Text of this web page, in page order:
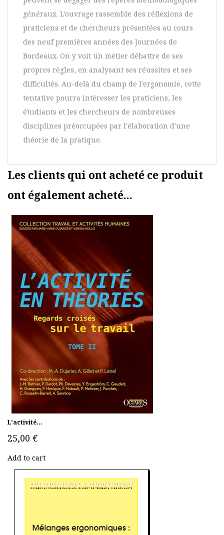
généraux. L'ouvrage rassemble des réflexions de
praticiens et de chercheurs présentées au cours
des neuf premières années des Journées de
Bordeaux. On y voit un métier débattre de ses
propres règles, en analysant ses réussites et ses
difficultés. Au-delà du champ de l'ergonomie, cette
tentative pourra intéresser les praticiens, les
étudiants et les chercheurs de nombreuses
disciplines préoccupées par l'élaboration d'une
théorie de la pratique.
Les clients qui ont acheté ce produit
ont également acheté...
L’activité...
25,00 €
Add to cart